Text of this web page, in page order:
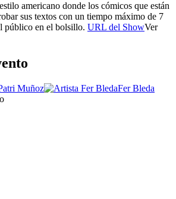
americano donde los cómicos que están
sus textos con un tiempo máximo de 7
público en el bolsillo. URL del ShowVer
Muñoz
Fer Bleda